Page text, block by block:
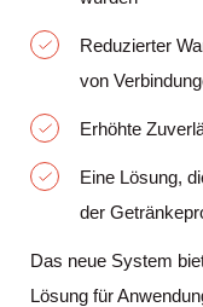
Reduzierter
von
Erhöhte
Eine Lösung,
der
Das neue System
Lösung für